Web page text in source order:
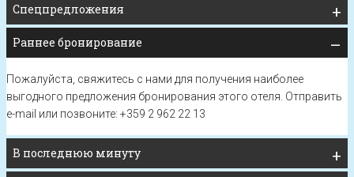
Спецпредложения
Раннее бронирование
Пожалуйста, свяжитесь с нами для получения наиболее
выгодного предложения бронирования этого отеля. Отправить
e-mail или позвоните: +359 2 962 22 13
В последнюю минуту